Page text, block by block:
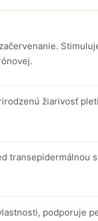
žiarivosť
transepidermálnou
podporuje